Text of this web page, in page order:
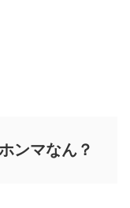
ンマなん？